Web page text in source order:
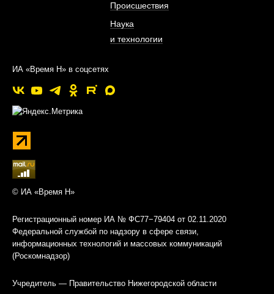
Происшествия
Наука
и технологии
ИА «Время Н» в соцсетях
© ИА «Время Н»
Регистрационный номер ИА № ФС77−79404 от 02.11.2020
Федеральной службой по надзору в сфере связи,
информационных технологий и массовых коммуникаций
(Роскомнадзор)
Учредитель — Правительство Нижегородской области